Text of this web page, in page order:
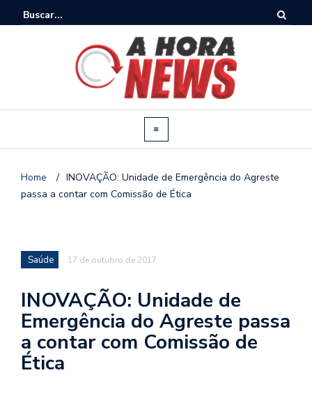
Home / INOVAÇÃO: Unidade de Emergência do Agreste
passa a contar com Comissão de Ética
Saúde 17 de outubro de 2017
INOVAÇÃO: Unidade de
Emergência do Agreste passa
a contar com Comissão de
Ética